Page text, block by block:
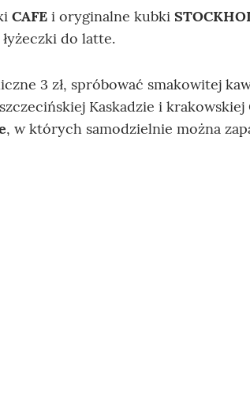
CAFE i oryginalne kubki
do latte.
3 zł, spróbować smakowitej
Kaskadzie i krakowskiej
, w których samodzielnie można